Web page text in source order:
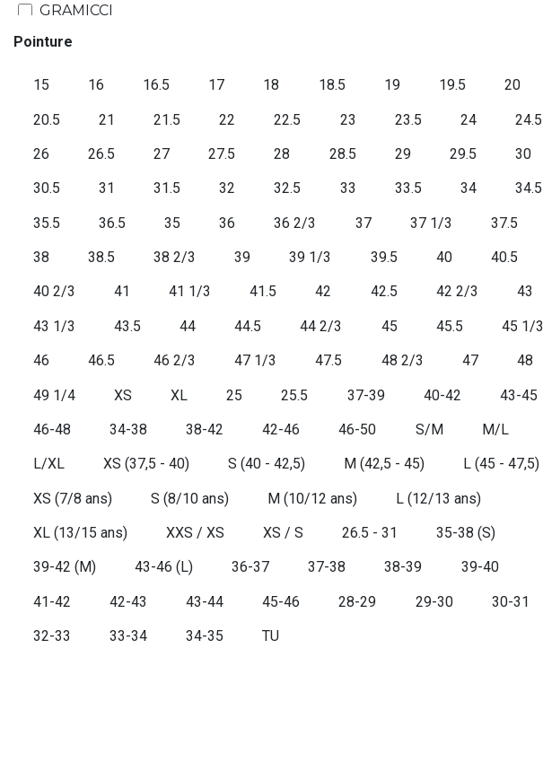
GRAMICCI
SWEET PANTS
ON VACATION
HOLOGRAM
NEW ERA
SAUCONY
DIADORA
ELEVEN PARIS
STAPLE
Pointure
15 16 16.5 17 18 18.5 19 19.5 20
20.5 21 21.5 22 22.5 23 23.5 24 24.5
26 26.5 27 27.5 28 28.5 29 29.5 30
30.5 31 31.5 32 32.5 33 33.5 34 34.5
35.5 36.5 35 36 36 2/3 37 37 1/3 37.5
38 38.5 38 2/3 39 39 1/3 39.5 40 40.5
40 2/3 41 41 1/3 41.5 42 42.5 42 2/3 43
43 1/3 43.5 44 44.5 44 2/3 45 45.5 45 1/3
46 46.5 46 2/3 47 1/3 47.5 48 2/3 47 48
49 1/4 XS XL 25 25.5 37-39 40-42 43-45
46-48 34-38 38-42 42-46 46-50 S/M M/L
L/XL XS (37,5 - 40) S (40 - 42,5) M (42,5 - 45) L (45 - 47,5)
XS (7/8 ans) S (8/10 ans) M (10/12 ans) L (12/13 ans)
XL (13/15 ans) XXS / XS XS / S 26.5 - 31 35-38 (S)
39-42 (M) 43-46 (L) 36-37 37-38 38-39 39-40
41-42 42-43 43-44 45-46 28-29 29-30 30-31
32-33 33-34 34-35 TU